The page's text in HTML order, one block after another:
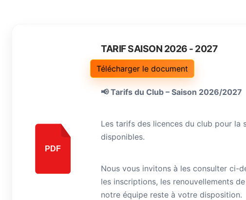
PDF
TARIF SAISON 2026 - 2027
Télécharger le document
📢 Tarifs du Club – Saison 2026/2027
Les tarifs des licences du club pour
disponibles.
Nous vous invitons à les consulter ci-
les inscriptions, les renouvellements
notre équipe reste à votre disposition.